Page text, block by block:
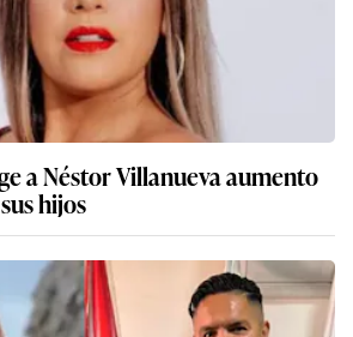
a Néstor Villanueva aumento
hijos